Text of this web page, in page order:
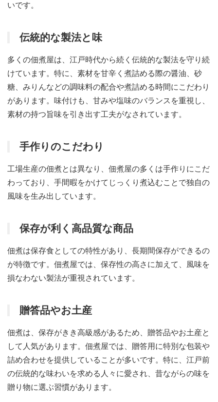
いです。
伝統的な製法と味
多くの佃煮屋は、江戸時代から続く伝統的な製法を守り続
けています。特に、素材を甘辛く煮詰める際の醤油、砂
糖、みりんなどの調味料の配合や煮詰める時間にこだわり
があります。味付けも、甘みや塩味のバランスを重視し、
素材の持つ旨味を引き出す工夫がなされています。
手作りのこだわり
工場生産の佃煮とは異なり、佃煮屋の多くは手作りにこだ
わっており、手間暇をかけてじっくり煮込むことで独自の
風味を生み出しています。
保存が利く高品質な商品
佃煮は保存食としての特性があり、長期間保存ができるの
が特徴です。佃煮屋では、保存性の高さに加えて、風味を
損なわない製法が重視されています。
贈答品やお土産
佃煮は、保存がきき高級感があるため、贈答品やお土産と
して人気があります。佃煮屋では、贈答用に特別な包装や
詰め合わせを提供していることが多いです。特に、江戸前
の伝統的な味わいを求める人々に愛され、昔ながらの味を
贈り物に選ぶ習慣があります。